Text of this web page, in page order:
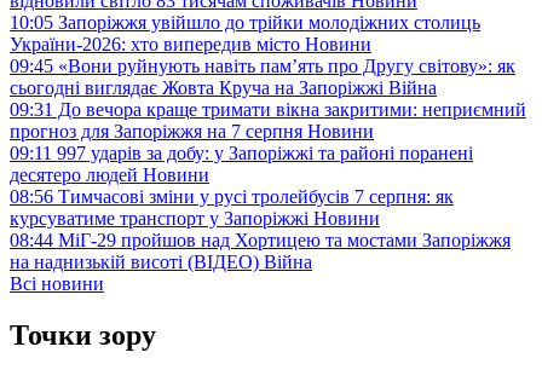
10:05 Запоріжжя увійшло до трійки молодіжних столиць
України-2026: хто випередив місто Новини
09:45 «Вони руйнують навіть пам’ять про Другу світову»: як
сьогодні виглядає Жовта Круча на Запоріжжі Війна
09:31 До вечора краще тримати вікна закритими: неприємний
прогноз для Запоріжжя на 7 серпня Новини
09:11 997 ударів за добу: у Запоріжжі та районі поранені
десятеро людей Новини
08:56 Тимчасові зміни у русі тролейбусів 7 серпня: як
курсуватиме транспорт у Запоріжжі Новини
08:44 МіГ-29 пройшов над Хортицею та мостами Запоріжжя
на наднизькій висоті (ВІДЕО) Війна
Всі новини
Точки зору